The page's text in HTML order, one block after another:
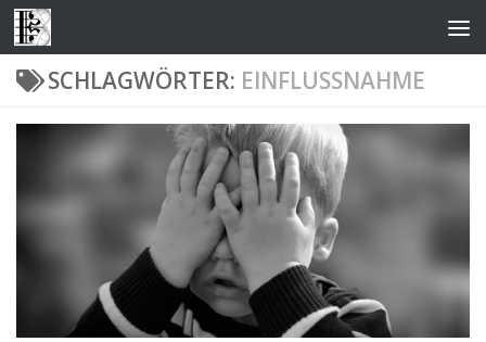
Zum Inhalt springen
SCHLAGWÖRTER: EINFLUSSNAHME